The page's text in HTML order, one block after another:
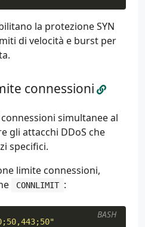
la protezione SYN
di velocità e burst per
connessioni
simultanee al
gli attacchi DDoS che
specifici.
limite connessioni,
CONNLIMIT :
BASH